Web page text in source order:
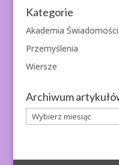
Kategorie
Akademia Świadomości
Przemyślenia
Wiersze
Archiwum
Archiwum
artykułów